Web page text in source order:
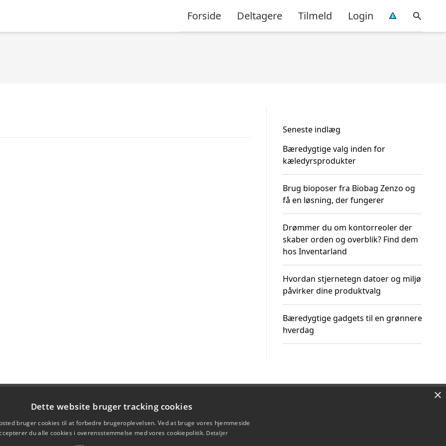
Forside Deltagere Tilmeld Login
Seneste indlæg
Bæredygtige valg inden for
kæledyrsprodukter
Brug bioposer fra Biobag Zenzo og
få en løsning, der fungerer
Drømmer du om kontorreoler der
skaber orden og overblik? Find dem
hos Inventarland
Hvordan stjernetegn datoer og miljø
påvirker dine produktvalg
Bæredygtige gadgets til en grønnere
hverdag
×
Dette website bruger tracking cookies
bruger cookies til at forbedre brugeroplevelsen. Ved at bruge vores hjemmeside
du alle cookies i overensstemmelse med vores cookiepolitik. Detaljer